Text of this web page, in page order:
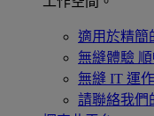
適用於精簡
無縫體驗
無縫 IT 運作
請聯絡我們